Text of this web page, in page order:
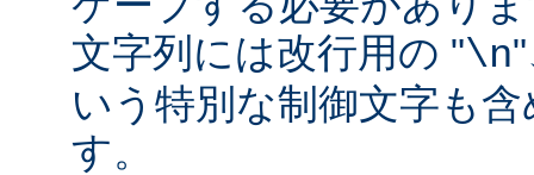
文字列には改行用の "\n
いう特別な制御文字も
す。